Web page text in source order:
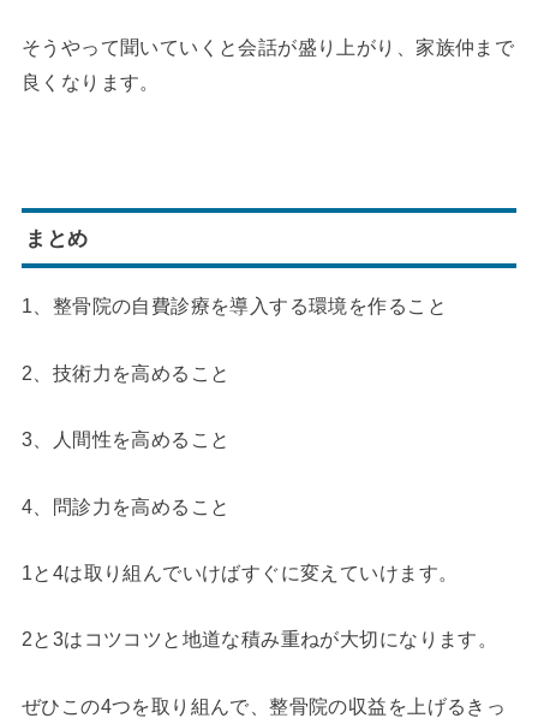
そうやって聞いていくと会話が盛り上がり、家族仲まで
良くなります。
まとめ
1、整骨院の自費診療を導入する環境を作ること
2、技術力を高めること
3、人間性を高めること
4、問診力を高めること
1と4は取り組んでいけばすぐに変えていけます。
2と3はコツコツと地道な積み重ねが大切になります。
ぜひこの4つを取り組んで、整骨院の収益を上げるきっ